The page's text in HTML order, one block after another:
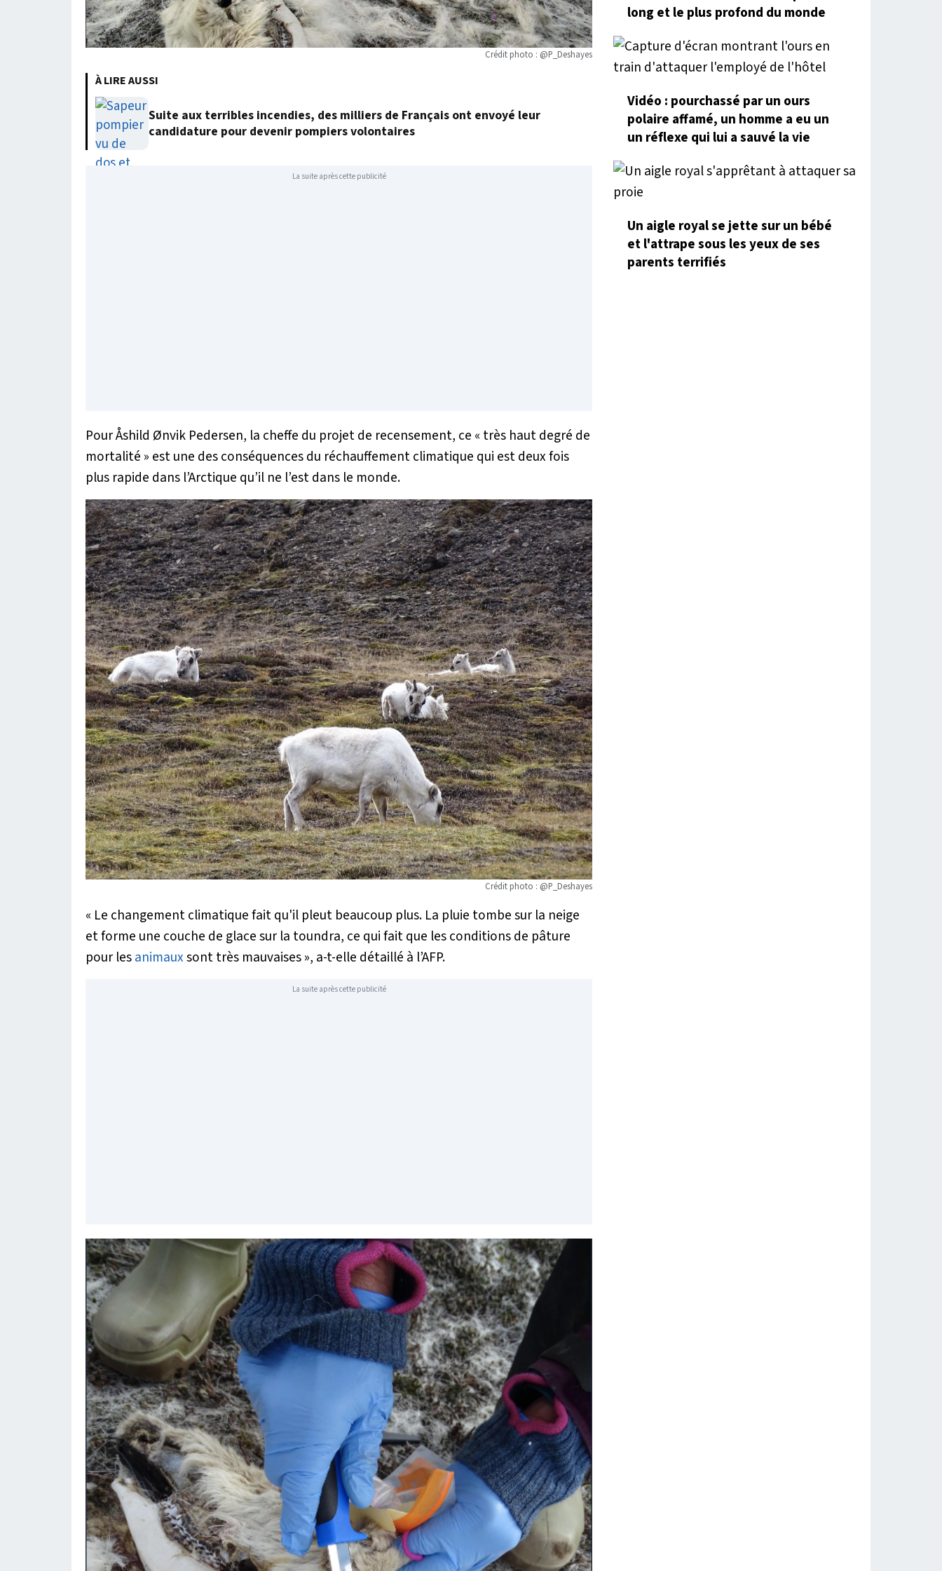
Crédit photo : @P_Deshayes
À LIRE AUSSI
Suite aux terribles incendies, des milliers de Français ont envoyé leur
candidature pour devenir pompiers volontaires
La suite après cette publicité
Pour Åshild Ønvik Pedersen, la cheffe du projet de recensement, ce « très haut degré de
mortalité » est une des conséquences du réchauffement climatique qui est deux fois
plus rapide dans l’Arctique qu’il ne l’est dans le monde.
Crédit photo : @P_Deshayes
« Le changement climatique fait qu'il pleut beaucoup plus. La pluie tombe sur la neige
et forme une couche de glace sur la toundra, ce qui fait que les conditions de pâture
pour lesanimauxsont très mauvaises », a-t-elle détaillé à l’AFP.
La suite après cette publicité
long et le plus profond du monde
Vidéo : pourchassé par un ours
polaire affamé, un homme a eu un
un réflexe qui lui a sauvé la vie
Un aigle royal se jette sur un bébé
et l'attrape sous les yeux de ses
parents terrifiés